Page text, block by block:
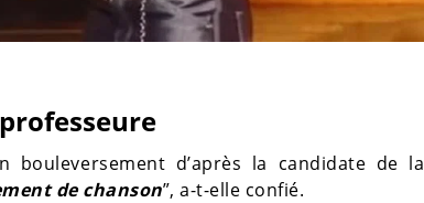
d’après la candidate de la
de chanson”, a-t-elle confié.